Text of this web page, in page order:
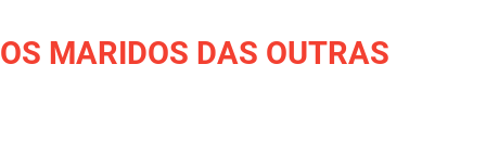
OS MARIDOS DAS OUTRAS
FORMULÁRIO DE BUSCA